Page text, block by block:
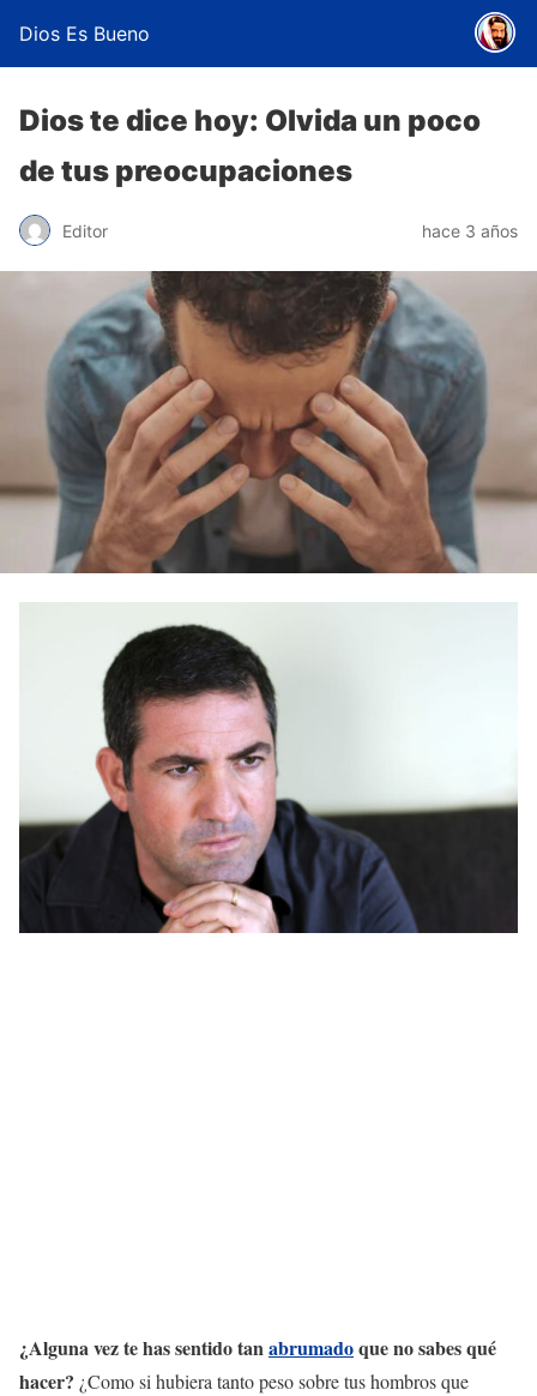
Dios Es Bueno
Dios te dice hoy: Olvida un poco
de tus preocupaciones
Editor hace 3 años
¿Alguna vez te has sentido tanabrumadoque no sabes qué
hacer? ¿Como si hubiera tanto peso sobre tus hombros que